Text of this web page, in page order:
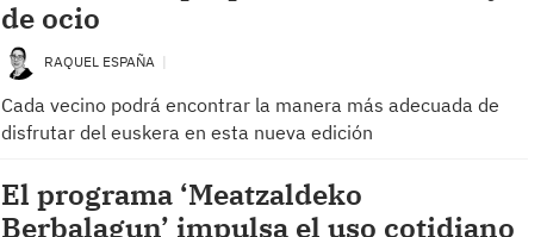
de ocio
RAQUEL ESPAÑA
Cada vecino podrá encontrar la manera más adecuada de
disfrutar del euskera en esta nueva edición
El programa ‘Meatzaldeko
Berbalagun’ impulsa el uso cotidiano